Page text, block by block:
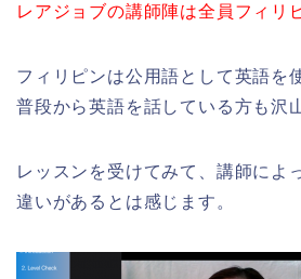
レアジョブの講師陣は全員フィリ
フィリピンは公用語として英語を
普段から英語を話している方も沢
レッスンを受けてみて、講師によ
違いがあるとは感じます。